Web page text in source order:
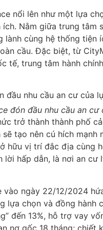
nổi lên như một lựa
Nằm giữa trung tâm
lành cùng hệ thống tiện
cầu. Đặc biệt, từ
tế, trung tâm hành
đón đầu nhu cầu an
trở thành thành phố
tạo nên cú hích
hữu vị trí đắc địa cùng
lời hấp dẫn, là nơi an
vào ngày 22/12/2024
lựa chọn và đồng hành
đến 13%, hỗ trợ vay
nợ gốc 18 tháng; chiết